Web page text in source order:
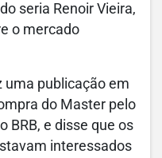
seria Renoir Vieira,
o mercado
uma publicação em
do Master pelo
BRB, e disse que os
interessados